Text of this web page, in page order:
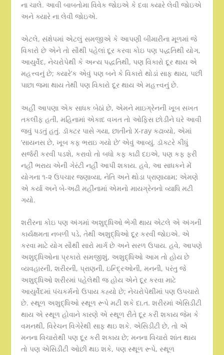
ના ચાલે. આવી બાબતોમા વિવેક જોઇએ કે દવા ક્યારે લેવી જોઇએ
અને ક્યારે ના લેવી જોઇએ.
એટલે, સંક્ષેપમાં એટલું સમજીએ કે આપણી બીમારીના મૂળમાં જે
વિકારો છે એને તો સૌથી પહેલાં દૂર કરવા કોઇ પણ પદ્ધતિથી યોગ,
આયુર્વેદ, નેચરોપેથી કે અન્ય પદ્ધતિથી, પણ વિકારો દૂર થાય એ
મહત્ત્વનું છે; ક્યારે’ક એવું પણ બને કે વિકારો થોડાં સાફ થાય, પછી
પાછા જમા થાય તેથી પણ વિકારો દૂર થાય એ મહત્ત્વનું છે.
અહીં આપણા એક સાધક બેઠાં છે, એમને માઇગ્રેનની ખૂબ સખત
તકલીફ હતી, મહિનામાં એકાદ વખત તો ઓફિસ છોડીને ઘરે આવી
જવું પડતું હતું. ડૉક્ટર પાસે ગયા, છાતીનો X-ray કઢાવ્યો, એમાં
‘સાયનસ છે, ખૂબ કફ ભરાઇ ગયો છે’ એવું આવ્યું. ડૉક્ટરે કીધું
સર્જરી કરવી પડશે, કરાવો તો બધો કફ કાઢી દઇએ, પણ કફ ફરી
નહીં ભરાય એની ગેરંટી નહીં આપી શકાય. હવે, આ સાધકને મેં
યોગના ૧-૨ ઉપચાર જણાવ્યા, નેતિ અને થોડા પ્રાણાયામ; એમણે
એ કર્યા અને બે-અઢી મહીનામાં એમનો માયગ્રેનનો વ્યાધિ મટી
ગયો.
શરીરના કોઇ પણ અંગમાં અશુદ્ધિઓ ભેગી થાય એટલે એ અંગની
કાર્યક્ષમતા નબળી પડે, તેથી અશુદ્ધિઓ દૂર કરવી જોઇએ. એ
કરવા માટે યોગ સૌથી સારો માર્ગ છે અને સરળ ઉપાય. હવે, આપણે
અશુદ્ધિઓના પ્રકારો સમજીશું, અશુદ્ધિઓ આમ તો હોય છે
વ્યવહારની, શરીરની, પ્રાણની, ઇન્દ્રિઓની, મનની, પરંતુ જે
અશુદ્ધિઓ શરીરમાં પહેલેથી જ હોય એને દૂર કરવા માટે
આયુર્વેદમાં પંચકર્મનો ઉપાય કહ્યો છે; નેચરોપેથીમાં પણ ઉપચારો
છે. સ્થૂળ અશુદ્ધિઓ સ્થૂળ રૂપે મટી શકે દા.ત. શરીરમાં એસિડીટી
થાય એ સ્થૂળ હોવાને કારણે એ સ્થૂળ રીતે દૂર કરી શકાય જેમ કે
વમનથી, વિરેચન વિગેરેથી સાફ થઇ શકે. એસિડીટી છે, તો એ
મનના વિચારોથી પણ દૂર કરી શકાય છે; મનના વિચારો શાંત થાય
તો પણ એસિડીટી ઓછી થઇ શકે, પણ સ્થૂળ રૂપે, સ્થૂળ